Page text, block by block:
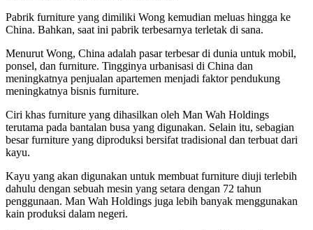
Pabrik furniture yang dimiliki Wong kemudian meluas hingga ke
China. Bahkan, saat ini pabrik terbesarnya terletak di sana.
Menurut Wong, China adalah pasar terbesar di dunia untuk mobil,
ponsel, dan furniture. Tingginya urbanisasi di China dan
meningkatnya penjualan apartemen menjadi faktor pendukung
meningkatnya bisnis furniture.
Ciri khas furniture yang dihasilkan oleh Man Wah Holdings
terutama pada bantalan busa yang digunakan. Selain itu, sebagian
besar furniture yang diproduksi bersifat tradisional dan terbuat dari
kayu.
Kayu yang akan digunakan untuk membuat furniture diuji terlebih
dahulu dengan sebuah mesin yang setara dengan 72 tahun
penggunaan. Man Wah Holdings juga lebih banyak menggunakan
kain produksi dalam negeri.